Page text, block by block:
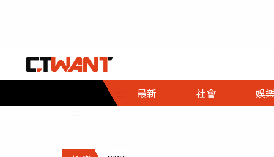
::: 最新 社會
社會首頁
時事
調查
娛樂
娛樂首頁
即時
財經首頁
熱線
政